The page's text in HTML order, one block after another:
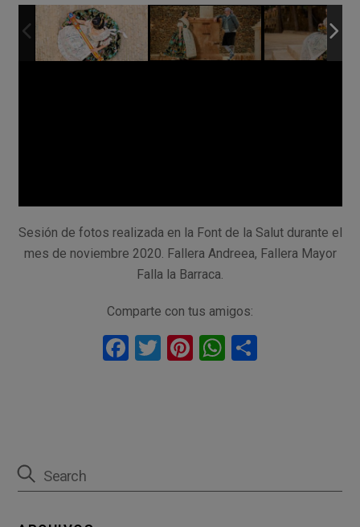
Sesión de fotos realizada en la Font de la Salut durante el
mes de noviembre 2020. Fallera Andreea, Fallera Mayor
Falla la Barraca.
Comparte con tus amigos:
F
T
Pi
W